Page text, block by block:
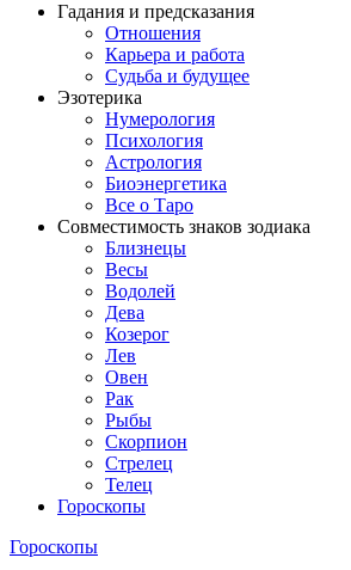
Гадания и предсказания
Отношения
Карьера и работа
Cудьба и будущее
Эзотерика
Нумерология
Психология
Астрология
Биоэнергетика
Все о Таро
Совместимость знаков зодиака
Близнецы
Весы
Водолей
Дева
Козерог
Лев
Овен
Рак
Рыбы
Скорпион
Стрелец
Телец
Гороскопы
Гороскопы